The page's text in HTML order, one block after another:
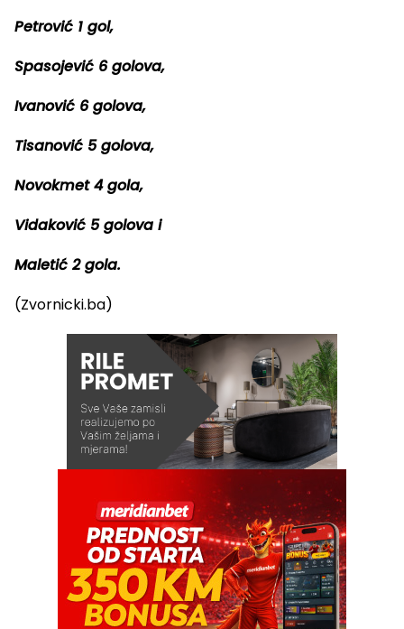
Petrović 1 gol,
Spasojević 6 golova,
Ivanović 6 golova,
Tisanović 5 golova,
Novokmet 4 gola,
Vidaković 5 golova i
Maletić 2 gola.
(Zvornicki.ba)